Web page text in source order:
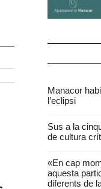
Manacor
l’eclipsi
Sus a la
de cultura
«En cap
aquesta
diferents de